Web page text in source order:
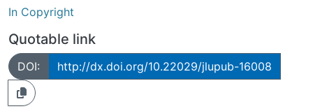
In Copyright
Quotable link
DOI: http://dx.doi.org/10.22029/jlupub-16008